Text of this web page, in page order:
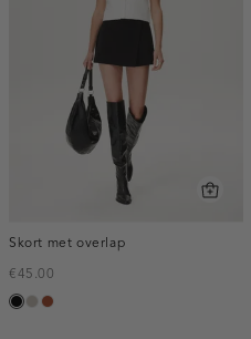
Skort met overlap
€45.00
zwart
taupe,
bruin